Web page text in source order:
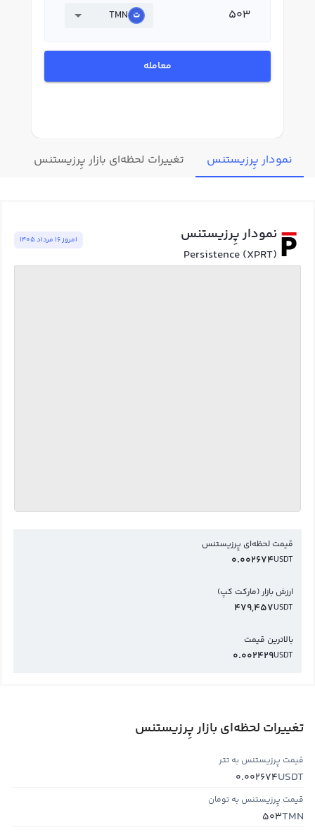
TMN
معامله
نمودار پِرزیستنس تغییرات لحظه‌ای بازار پِرزیستنس
نمودار پِرزیستنس
Persistence (XPRT)
امروز ١٦ مرداد ١٤٠٥
قیمت لحظه‌ای پِرزیستنس
USDT
0.002674
ارزش بازار (مارکت کپ)
USDT
479,457
بالاترین قیمت
USDT
0.002429
تغییرات لحظه‌ای بازار پِرزیستنس
قیمت پِرزیستنس به تتر
USDT
0.002674
قیمت پِرزیستنس به تومان
TMN
503